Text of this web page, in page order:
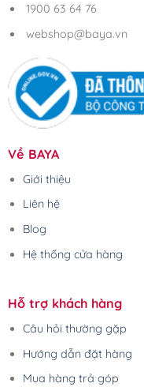
1900 63 64 76
webshop@baya.vn
Về BAYA
Giới thiệu
Liên hệ
Blog
Hệ thống cửa hàng
Hỗ trợ khách hàng
Câu hỏi thường gặp
Hướng dẫn đặt hàng
Mua hàng trả góp